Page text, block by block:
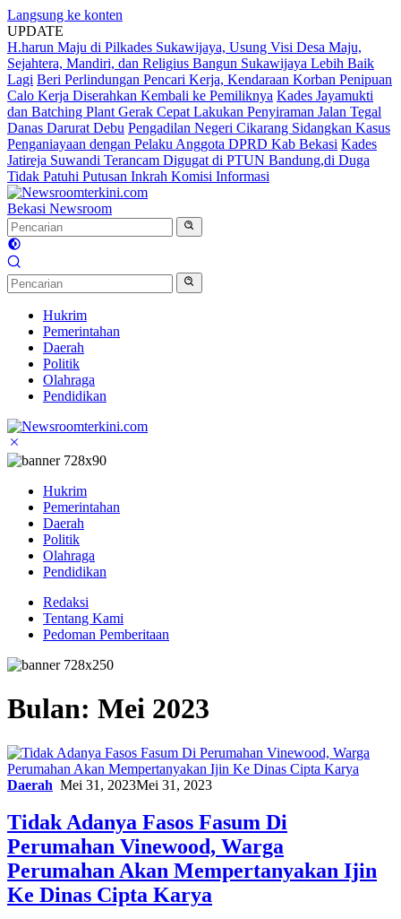
Langsung ke konten
UPDATE
H.harun Maju di Pilkades Sukawijaya, Usung Visi Desa Maju,
Sejahtera, Mandiri, dan Religius Bangun Sukawijaya Lebih Baik
Lagi Beri Perlindungan Pencari Kerja, Kendaraan Korban Penipuan
Calo Kerja Diserahkan Kembali ke Pemiliknya Kades Jayamukti
dan Batching Plant Gerak Cepat Lakukan Penyiraman Jalan Tegal
Danas Darurat Debu Pengadilan Negeri Cikarang Sidangkan Kasus
Penganiayaan dengan Pelaku Anggota DPRD Kab Bekasi Kades
Jatireja Suwandi Terancam Digugat di PTUN Bandung,di Duga
Tidak Patuhi Putusan Inkrah Komisi Informasi
Bekasi Newsroom
Hukrim
Pemerintahan
Daerah
Politik
Olahraga
Pendidikan
Hukrim
Pemerintahan
Daerah
Politik
Olahraga
Pendidikan
Redaksi
Tentang Kami
Pedoman Pemberitaan
Bulan: Mei 2023
Daerah Mei 31, 2023Mei 31, 2023
Tidak Adanya Fasos Fasum Di
Perumahan Vinewood, Warga
Perumahan Akan Mempertanyakan Ijin
Ke Dinas Cipta Karya